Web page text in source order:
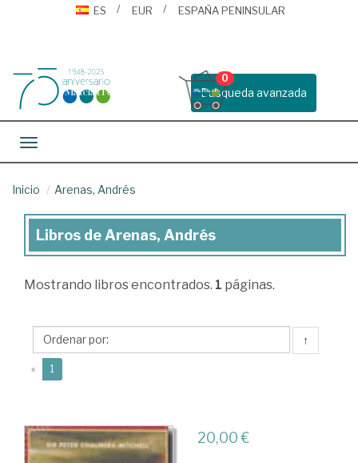
ES
EUR ESPAÑA PENINSULAR
Busqueda avanzada
0
Toggle navigation
Inicio Arenas, Andrés
Libros
Arenas,
Libros de Arenas, Andrés
Mostrando libros encontrados. 1 páginas.
↑
« 1
20,00 €